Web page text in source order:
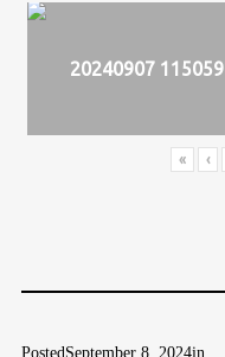
20240907 115059
« ‹
PostedSeptember 8, 2024in